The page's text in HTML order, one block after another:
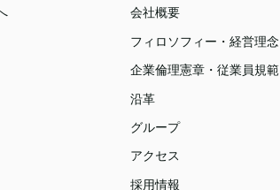
会社概要
フィロソフィー・経営理念
企業倫理憲章・従業員規範
沿革
グループ
アクセス
採用情報